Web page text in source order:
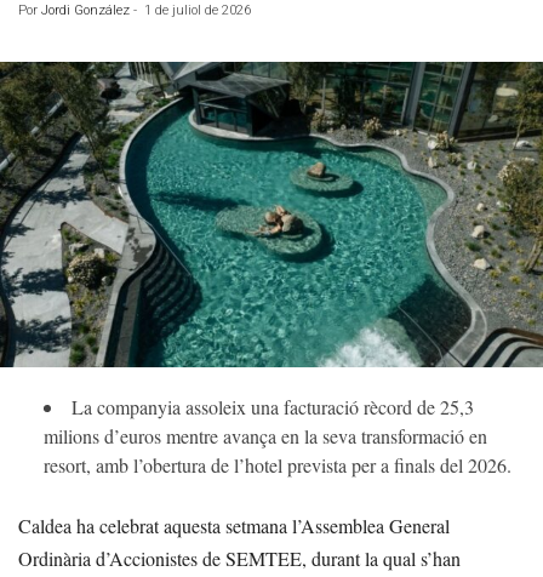
Por Jordi González - 1 de juliol de 2026
La companyia assoleix una facturació rècord de 25,3
milions d’euros mentre avança en la seva transformació en
resort, amb l’obertura de l’hotel prevista per a finals del 2026.
Caldea ha celebrat aquesta setmana l’Assemblea General
Ordinària d’Accionistes de SEMTEE, durant la qual s’han